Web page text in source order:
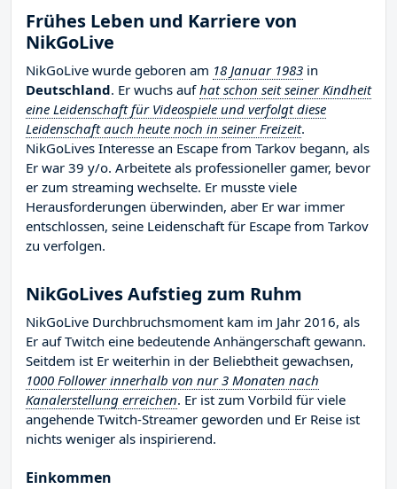
Frühes Leben und Karriere von
NikGoLive
NikGoLive wurde geboren am 18 Januar 1983 in
Deutschland. Er wuchs aufhat schon seit seiner Kindheit
eine Leidenschaft für Videospiele und verfolgt diese
Leidenschaft auch heute noch in seiner Freizeit.
NikGoLives Interesse an Escape from Tarkov begann, als
Er war 39 y/o. Arbeitete als professioneller gamer, bevor
er zum streaming wechselte. Er musste viele
Herausforderungen überwinden, aber Er war immer
entschlossen, seine Leidenschaft für Escape from Tarkov
zu verfolgen.
NikGoLives Aufstieg zum Ruhm
NikGoLive Durchbruchsmoment kam im Jahr 2016, als
Er auf Twitch eine bedeutende Anhängerschaft gewann.
Seitdem ist Er weiterhin in der Beliebtheit gewachsen,
1000 Follower innerhalb von nur 3 Monaten nach
Kanalerstellung erreichen. Er ist zum Vorbild für viele
angehende Twitch-Streamer geworden und Er Reise ist
nichts weniger als inspirierend.
Einkommen